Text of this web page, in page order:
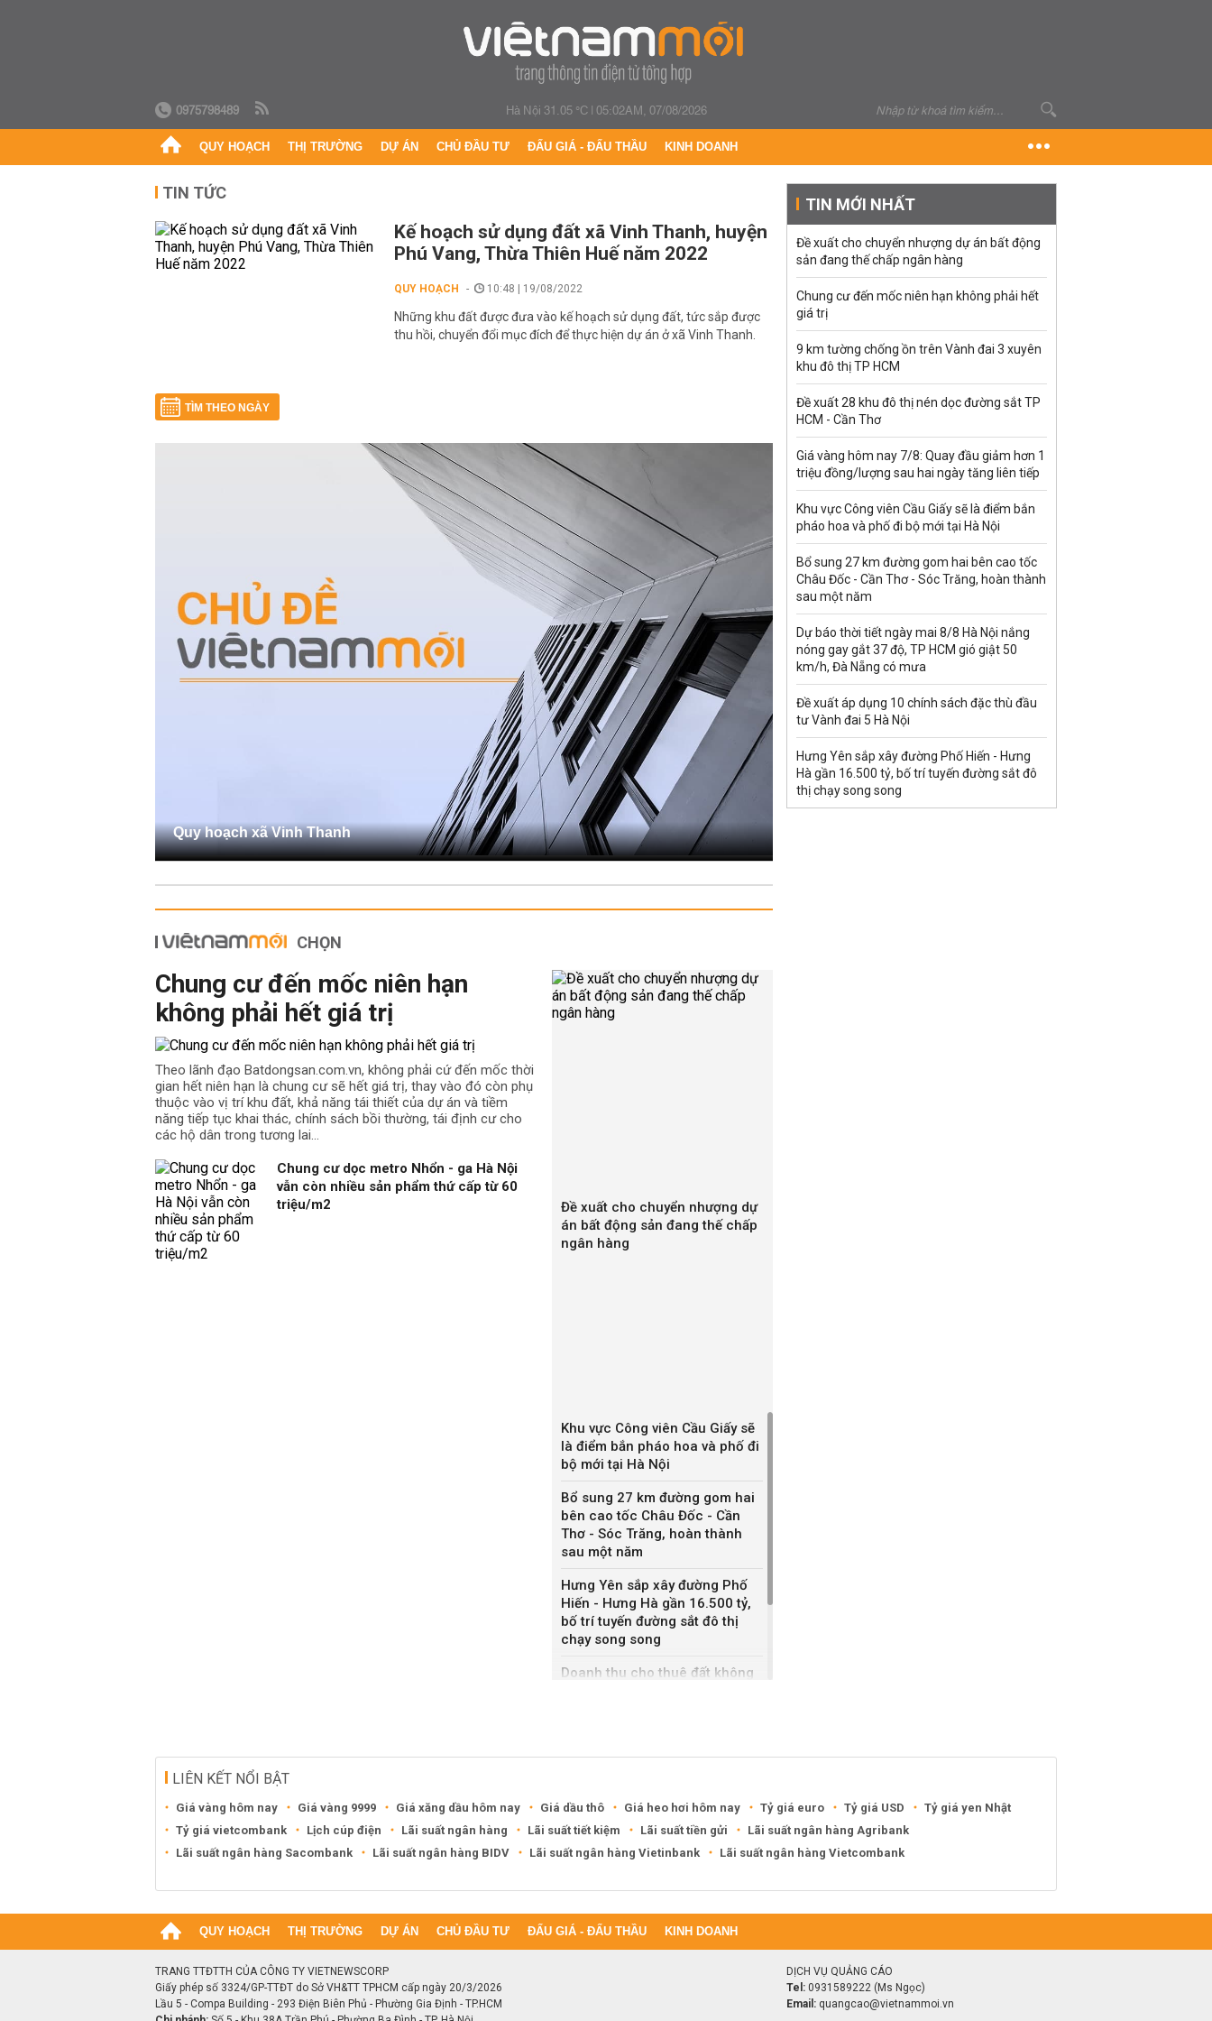
0975798489 Hà Nội 31.05 °C|05:02AM, 07/08/2026
QUY HOẠCH THỊ TRƯỜNG DỰ ÁN CHỦ ĐẦU TƯ ĐẤU GIÁ - ĐẤU THẦU KINH DOANH
TIN TỨC
Kế hoạch sử dụng đất xã Vinh Thanh, huyện
Phú Vang, Thừa Thiên Huế năm 2022
QUY HOẠCH 10:48 | 19/08/2022
Những khu đất được đưa vào kế hoạch sử dụng đất, tức sắp được
thu hồi, chuyển đổi mục đích để thực hiện dự án ở xã Vinh Thanh.
TÌM THEO NGÀY
Quy hoạch xã Vinh Thanh
CHỌN
Chung cư đến mốc niên hạn
không phải hết giá trị
Theo lãnh đạo Batdongsan.com.vn, không phải cứ đến mốc thời
gian hết niên hạn là chung cư sẽ hết giá trị, thay vào đó còn phụ
thuộc vào vị trí khu đất, khả năng tái thiết của dự án và tiềm
năng tiếp tục khai thác, chính sách bồi thường, tái định cư cho
các hộ dân trong tương lai…
Chung cư dọc metro Nhổn - ga Hà Nội
vẫn còn nhiều sản phẩm thứ cấp từ 60
triệu/m2
Đề xuất cho chuyển nhượng dự
án bất động sản đang thế chấp
ngân hàng
Khu vực Công viên Cầu Giấy sẽ
là điểm bắn pháo hoa và phố đi
bộ mới tại Hà Nội
Bổ sung 27 km đường gom hai
bên cao tốc Châu Đốc - Cần
Thơ - Sóc Trăng, hoàn thành
sau một năm
Hưng Yên sắp xây đường Phố
Hiến - Hưng Hà gần 16.500 tỷ,
bố trí tuyến đường sắt đô thị
chạy song song
Doanh thu cho thuê đất không
6.200 tỷ ở Cần Thơ, Phú Thọ
TIN MỚI NHẤT
Đề xuất cho chuyển nhượng dự án bất động
sản đang thế chấp ngân hàng
Chung cư đến mốc niên hạn không phải hết
giá trị
9 km tường chống ồn trên Vành đai 3 xuyên
khu đô thị TP HCM
Đề xuất 28 khu đô thị nén dọc đường sắt TP
HCM - Cần Thơ
Giá vàng hôm nay 7/8: Quay đầu giảm hơn 1
triệu đồng/lượng sau hai ngày tăng liên tiếp
Khu vực Công viên Cầu Giấy sẽ là điểm bắn
pháo hoa và phố đi bộ mới tại Hà Nội
Bổ sung 27 km đường gom hai bên cao tốc
Châu Đốc - Cần Thơ - Sóc Trăng, hoàn thành
sau một năm
Dự báo thời tiết ngày mai 8/8 Hà Nội nắng
nóng gay gắt 37 độ, TP HCM gió giật 50
km/h, Đà Nẵng có mưa
Đề xuất áp dụng 10 chính sách đặc thù đầu
tư Vành đai 5 Hà Nội
Hưng Yên sắp xây đường Phố Hiến - Hưng
Hà gần 16.500 tỷ, bố trí tuyến đường sắt đô
thị chạy song song
LIÊN KẾT NỔI BẬT
Giá vàng hôm nay Giá vàng 9999 Giá xăng dầu hôm nay Giá dầu thô Giá heo hơi hôm nay Tỷ giá euro Tỷ giá USD
Tỷ giá yen Nhật
Tỷ giá vietcombank
Lịch cúp điện Lãi suất ngân hàng Lãi suất tiết kiệm Lãi suất tiền gửi
Lãi suất ngân hàng Agribank
Lãi suất ngân hàng Sacombank
Lãi suất ngân hàng BIDV Lãi suất ngân hàng Vietinbank Lãi suất ngân hàng Vietcombank
QUY HOẠCH THỊ TRƯỜNG DỰ ÁN CHỦ ĐẦU TƯ ĐẤU GIÁ - ĐẤU THẦU KINH DOANH
TRANG TTĐTTH CỦA CÔNG TY VIETNEWSCORP
Giấy phép số 3324/GP-TTĐT do Sở VH&TT TPHCM cấp ngày 20/3/2026
Lầu 5 - Compa Building - 293 Điện Biên Phủ - Phường Gia Định - TP.HCM
DỊCH VỤ QUẢNG CÁO
Tel: 0931589222 (Ms Ngọc)
Email: quangcao@vietnammoi.vn